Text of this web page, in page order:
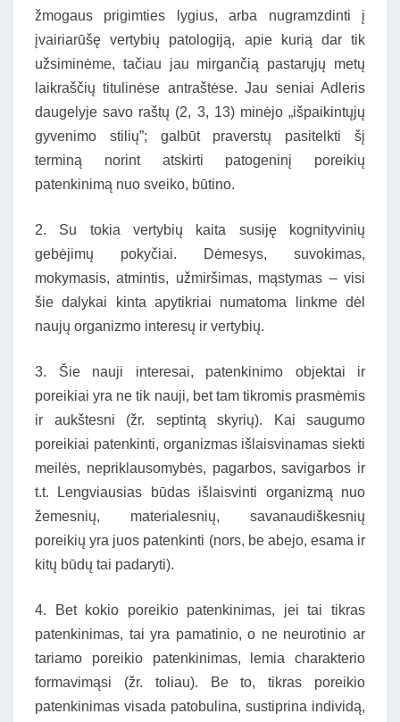
žmogaus prigimties lygius, arba nugramzdinti į
įvairiarūšę vertybių patologiją, apie kurią dar tik
užsiminėme, tačiau jau mirgančią pastarųjų metų
laikraščių titulinėse antraštėse. Jau seniai Adleris
daugelyje savo raštų (2, 3, 13) minėjo „išpaikintųjų
gyvenimo stilių”; galbūt praverstų pasitelkti šį
terminą norint atskirti patogeninį poreikių
patenkinimą nuo sveiko, būtino.
2. Su tokia vertybių kaita susiję kognityvinių
gebėjimų pokyčiai. Dėmesys, suvokimas,
mokymasis, atmintis, užmiršimas, mąstymas – visi
šie dalykai kinta apytikriai numatoma linkme dėl
naujų organizmo interesų ir vertybių.
3. Šie nauji interesai, patenkinimo objektai ir
poreikiai yra ne tik nauji, bet tam tikromis prasmėmis
ir aukštesni (žr. septintą skyrių). Kai saugumo
poreikiai patenkinti, organizmas išlaisvinamas siekti
meilės, nepriklausomybės, pagarbos, savigarbos ir
t.t. Lengviausias būdas išlaisvinti organizmą nuo
žemesnių, materialesnių, savanaudiškesnių
poreikių yra juos patenkinti (nors, be abejo, esama ir
kitų būdų tai padaryti).
4. Bet kokio poreikio patenkinimas, jei tai tikras
patenkinimas, tai yra pamatinio, o ne neurotinio ar
tariamo poreikio patenkinimas, lemia charakterio
formavimąsi (žr. toliau). Be to, tikras poreikio
patenkinimas visada patobulina, sustiprina individą,